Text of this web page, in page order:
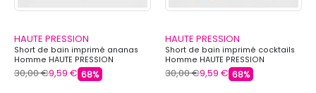
HAUTE PRESSION
Short de bain imprimé ananas
Homme HAUTE PRESSION
30,00 €9,59 € 68%
HAUTE PRESSION
Short de bain imprimé cocktails
Homme HAUTE PRESSION
30,00 €9,59 € 68%